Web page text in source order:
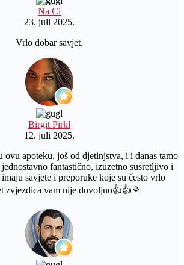
Na Ci
23. juli 2025.
Vrlo dobar savjet.
Birgit Pirkl
12. juli 2025.
ovu apoteku, još od djetinjstva, i i danas tamo
fantastično, izuzetno susretljivo i
savjete i preporuke koje su često vrlo
zvjezdica vam nije dovoljno👍👍⚘️